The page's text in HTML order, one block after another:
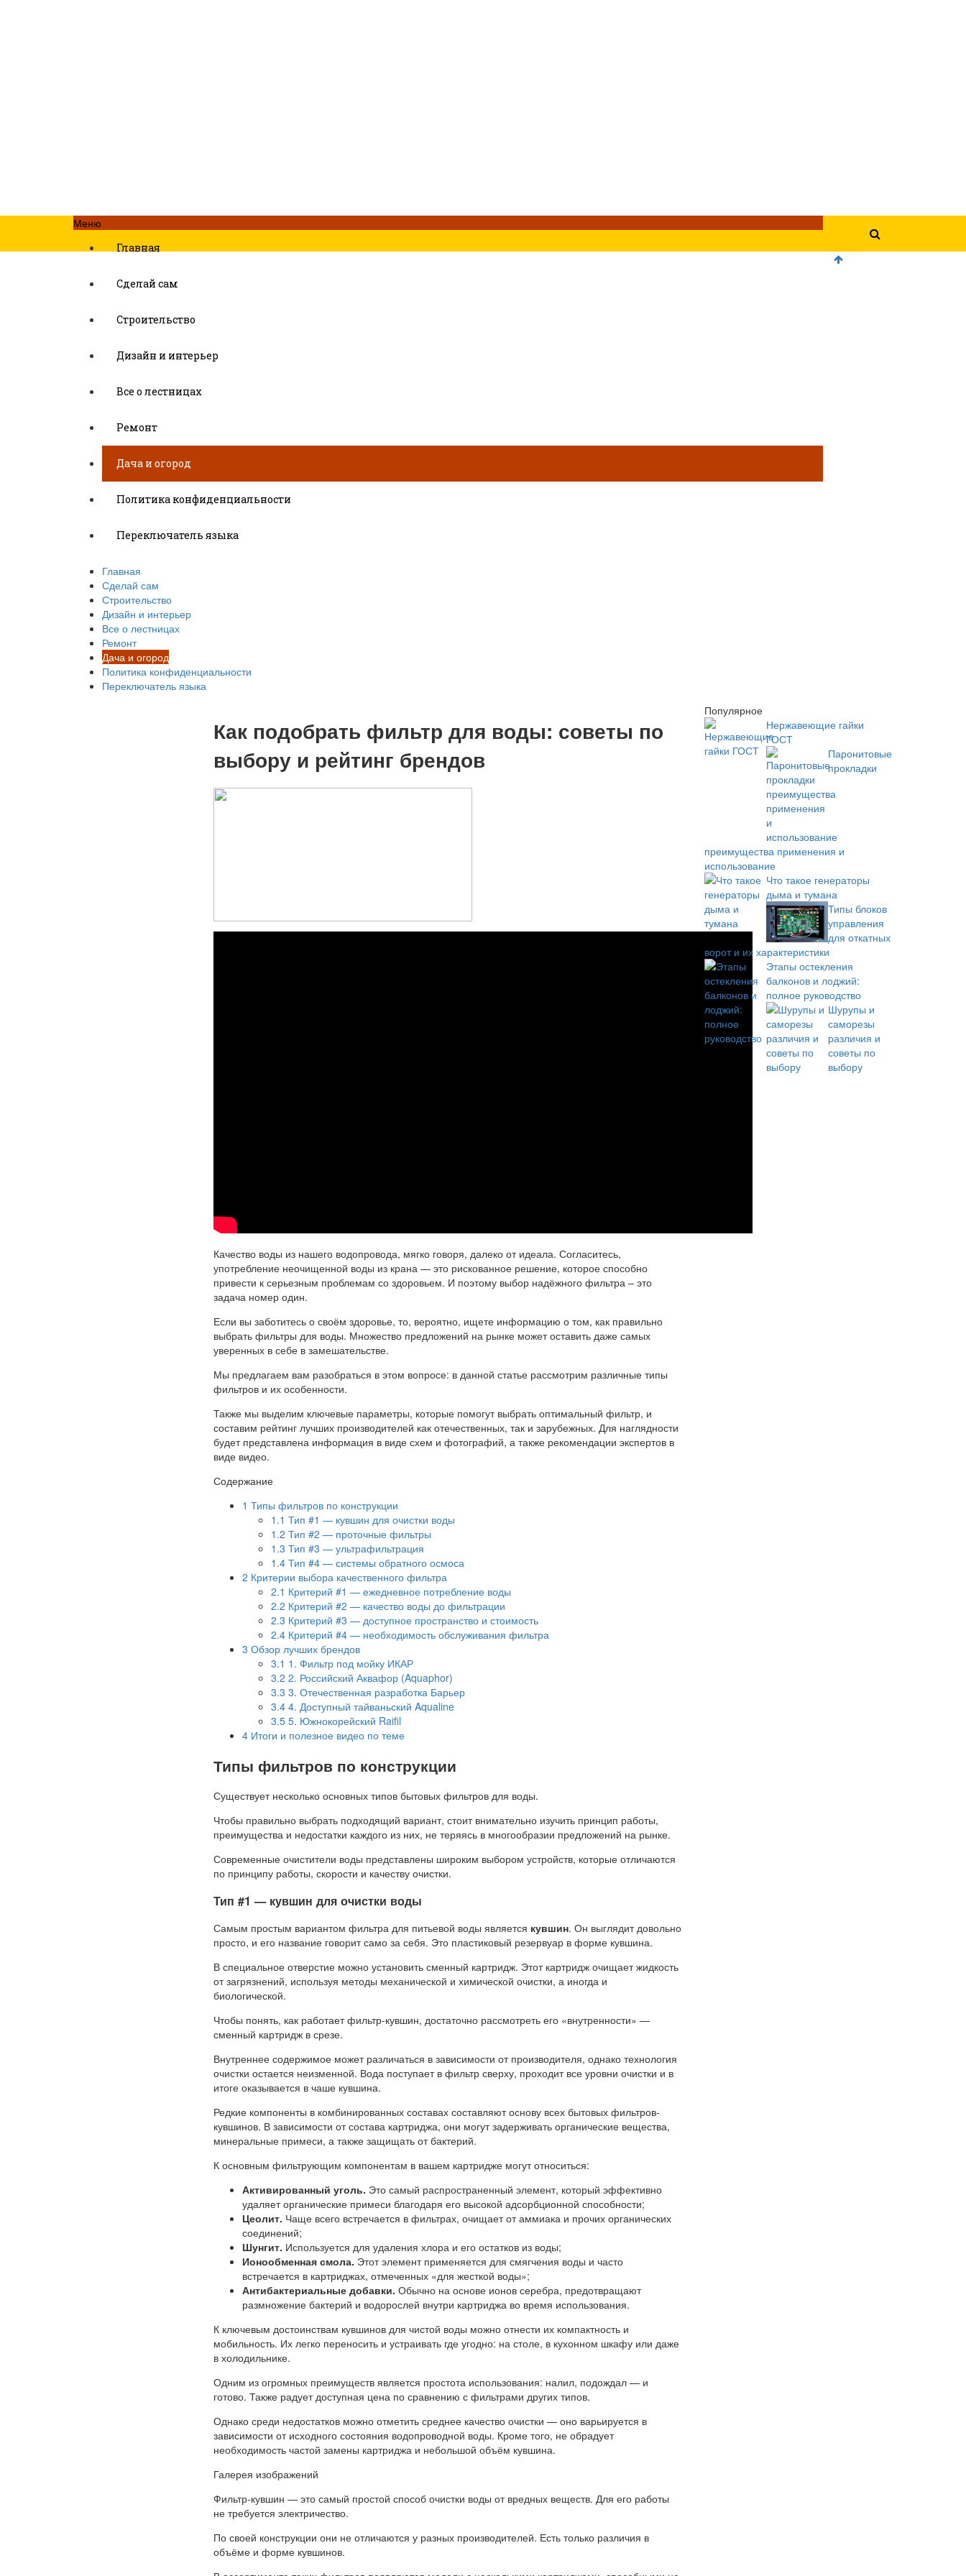
Меню
Главная
Сделай сам
Строительство
Дизайн и интерьер
Все о лестницах
Ремонт
Дача и огород
Политика конфиденциальности
Переключатель языка
Главная
Сделай сам
Строительство
Дизайн и интерьер
Все о лестницах
Ремонт
Дача и огород
Политика конфиденциальности
Переключатель языка
Как подобрать фильтр для воды: советы по
выбору и рейтинг брендов
Качество воды из нашего водопровода, мягко говоря, далеко от идеала. Согласитесь,
употребление неочищенной воды из крана — это рискованное решение, которое способно
привести к серьезным проблемам со здоровьем. И поэтому выбор надёжного фильтра – это
задача номер один.
Если вы заботитесь о своём здоровье, то, вероятно, ищете информацию о том, как правильно
выбрать фильтры для воды. Множество предложений на рынке может оставить даже самых
уверенных в себе в замешательстве.
Мы предлагаем вам разобраться в этом вопросе: в данной статье рассмотрим различные типы
фильтров и их особенности.
Также мы выделим ключевые параметры, которые помогут выбрать оптимальный фильтр, и
составим рейтинг лучших производителей как отечественных, так и зарубежных. Для наглядности
будет представлена информация в виде схем и фотографий, а также рекомендации экспертов в
виде видео.
Содержание
1 Типы фильтров по конструкции
1.1 Тип #1 — кувшин для очистки воды
1.2 Тип #2 — проточные фильтры
1.3 Тип #3 — ультрафильтрация
1.4 Тип #4 — системы обратного осмоса
2 Критерии выбора качественного фильтра
2.1 Критерий #1 — ежедневное потребление воды
2.2 Критерий #2 — качество воды до фильтрации
2.3 Критерий #3 — доступное пространство и стоимость
2.4 Критерий #4 — необходимость обслуживания фильтра
3 Обзор лучших брендов
3.1 1. Фильтр под мойку ИКАР
3.2 2. Российский Аквафор (Aquaphor)
3.3 3. Отечественная разработка Барьер
3.4 4. Доступный тайваньский Aqualine
3.5 5. Южнокорейский Raifil
4 Итоги и полезное видео по теме
Типы фильтров по конструкции
Существует несколько основных типов бытовых фильтров для воды.
Чтобы правильно выбрать подходящий вариант, стоит внимательно изучить принцип работы,
преимущества и недостатки каждого из них, не теряясь в многообразии предложений на рынке.
Современные очистители воды представлены широким выбором устройств, которые отличаются
по принципу работы, скорости и качеству очистки.
Тип #1 — кувшин для очистки воды
Самым простым вариантом фильтра для питьевой воды является кувшин. Он выглядит довольно
просто, и его название говорит само за себя. Это пластиковый резервуар в форме кувшина.
В специальное отверстие можно установить сменный картридж. Этот картридж очищает жидкость
от загрязнений, используя методы механической и химической очистки, а иногда и
биологической.
Чтобы понять, как работает фильтр-кувшин, достаточно рассмотреть его «внутренности» —
сменный картридж в срезе.
Внутреннее содержимое может различаться в зависимости от производителя, однако технология
очистки остается неизменной. Вода поступает в фильтр сверху, проходит все уровни очистки и в
итоге оказывается в чаше кувшина.
Редкие компоненты в комбинированных составах составляют основу всех бытовых фильтров-
кувшинов. В зависимости от состава картриджа, они могут задерживать органические вещества,
минеральные примеси, а также защищать от бактерий.
К основным фильтрующим компонентам в вашем картридже могут относиться:
Активированный уголь. Это самый распространенный элемент, который эффективно
удаляет органические примеси благодаря его высокой адсорбционной способности;
Цеолит. Чаще всего встречается в фильтрах, очищает от аммиака и прочих органических
соединений;
Шунгит. Используется для удаления хлора и его остатков из воды;
Ионообменная смола. Этот элемент применяется для смягчения воды и часто
встречается в картриджах, отмеченных «для жесткой воды»;
Антибактериальные добавки. Обычно на основе ионов серебра, предотвращают
размножение бактерий и водорослей внутри картриджа во время использования.
К ключевым достоинствам кувшинов для чистой воды можно отнести их компактность и
мобильность. Их легко переносить и устраивать где угодно: на столе, в кухонном шкафу или даже
в холодильнике.
Одним из огромных преимуществ является простота использования: налил, подождал — и
готово. Также радует доступная цена по сравнению с фильтрами других типов.
Однако среди недостатков можно отметить среднее качество очистки — оно варьируется в
зависимости от исходного состояния водопроводной воды. Кроме того, не обрадует
необходимость частой замены картриджа и небольшой объём кувшина.
Галерея изображений
Фильтр-кувшин — это самый простой способ очистки воды от вредных веществ. Для его работы
не требуется электричество.
По своей конструкции они не отличаются у разных производителей. Есть только различия в
объёме и форме кувшинов.
Популярное
Нержавеющие гайки
ГОСТ
Паронитовые
прокладки
преимущества применения и
использование
Что такое генераторы
дыма и тумана
Типы блоков
управления
для откатных
ворот и их характеристики
Этапы остекления
балконов и лоджий:
полное руководство
Шурупы и
саморезы
различия и
советы по
выбору